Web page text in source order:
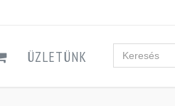
ÜZLETÜNK